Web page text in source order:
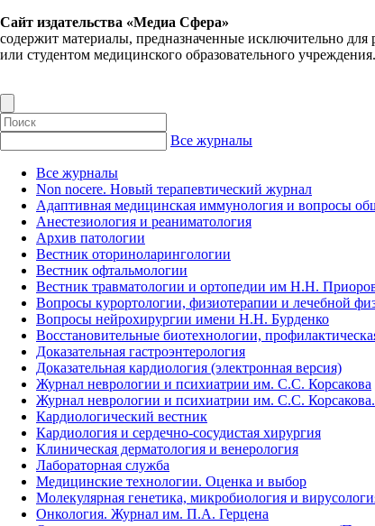
Сайт издательства «Медиа Сфера»
содержит материалы, предназначенные исключительно
или студентом медицинского образовательного учреждения.
Все журналы
Все журналы
Non nocere. Новый терапевтический журнал
Адаптивная медицинская иммунология и вопросы
Анестезиология и реаниматология
Архив патологии
Вестник оториноларингологии
Вестник офтальмологии
Вестник травматологии и ортопедии им Н.Н.
Вопросы курортологии, физиотерапии и лечебной
Вопросы нейрохирургии имени Н.Н. Бурденко
Восстановительные биотехнологии,
Доказательная гастроэнтерология
Доказательная кардиология (электронная версия)
Журнал неврологии и психиатрии им. С.С. Корсакова
Журнал неврологии и психиатрии им. С.С.
Кардиологический вестник
Кардиология и сердечно-сосудистая хирургия
Клиническая дерматология и венерология
Лабораторная служба
Медицинские технологии. Оценка и выбор
Молекулярная генетика, микробиология и
Онкология. Журнал им. П.А. Герцена